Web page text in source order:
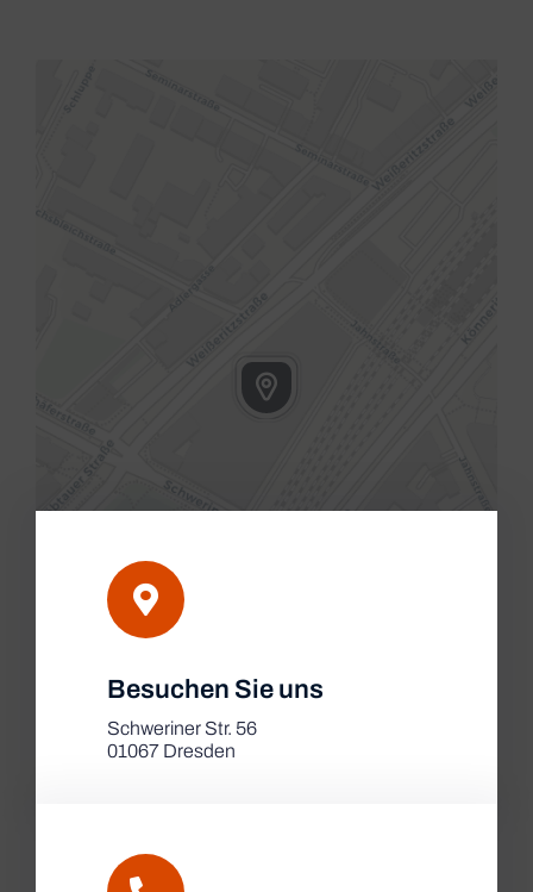
|Map tiles byCARTO, underCC BY 3.0
OpenStreetMap, under ODbL.
Besuchen Sie uns
Schweriner Str. 56
01067 Dresden